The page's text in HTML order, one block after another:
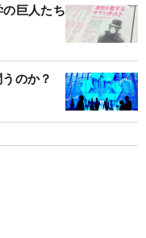
巨人たち
のか？